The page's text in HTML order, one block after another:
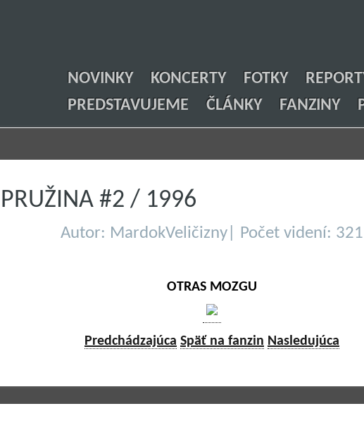
NOVINKY KONCERTY FOTKY
PREDSTAVUJEME
ČLÁNKY FANZINY
PRUŽINA #2 / 1996
Autor: MardokVeličizny| Počet videní: 321
OTRAS MOZGU
Predchádzajúca Späť na fanzin Nasledujúca